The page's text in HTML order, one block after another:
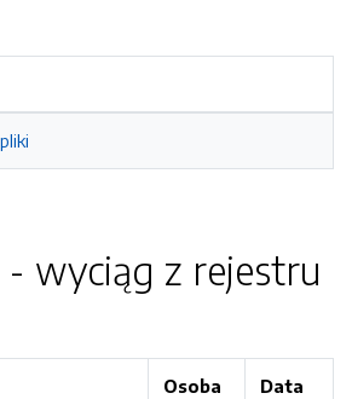
wyciąg z rejestru
Osoba Data